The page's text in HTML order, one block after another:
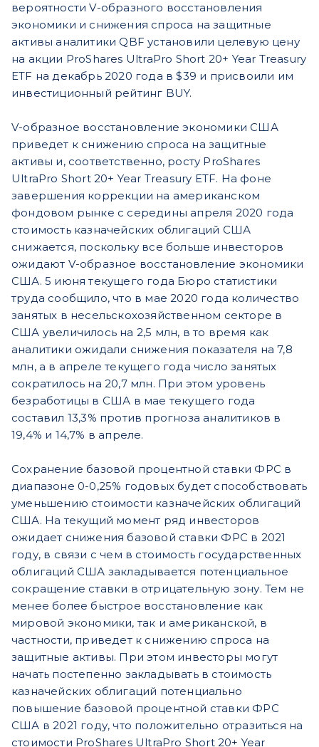
вероятности V-образного восстановления
экономики и снижения спроса на защитные
активы аналитики QBF установили целевую цену
на акции ProShares UltraPro Short 20+ Year Treasury
ETF на декабрь 2020 года в $39 и присвоили им
инвестиционный рейтинг BUY.
V-образное восстановление экономики США
приведет к снижению спроса на защитные
активы и, соответственно, росту ProShares
UltraPro Short 20+ Year Treasury ETF. На фоне
завершения коррекции на американском
фондовом рынке с середины апреля 2020 года
стоимость казначейских облигаций США
снижается, поскольку все больше инвесторов
ожидают V-образное восстановление экономики
США. 5 июня текущего года Бюро статистики
труда сообщило, что в мае 2020 года количество
занятых в несельскохозяйственном секторе в
США увеличилось на 2,5 млн, в то время как
аналитики ожидали снижения показателя на 7,8
млн, а в апреле текущего года число занятых
сократилось на 20,7 млн. При этом уровень
безработицы в США в мае текущего года
составил 13,3% против прогноза аналитиков в
19,4% и 14,7% в апреле.
Сохранение базовой процентной ставки ФРС в
диапазоне 0-0,25% годовых будет способствовать
уменьшению стоимости казначейских облигаций
США. На текущий момент ряд инвесторов
ожидает снижения базовой ставки ФРС в 2021
году, в связи с чем в стоимость государственных
облигаций США закладывается потенциальное
сокращение ставки в отрицательную зону. Тем не
менее более быстрое восстановление как
мировой экономики, так и американской, в
частности, приведет к снижению спроса на
защитные активы. При этом инвесторы могут
начать постепенно закладывать в стоимость
казначейских облигаций потенциально
повышение базовой процентной ставки ФРС
США в 2021 году, что положительно отразиться на
стоимости ProShares UltraPro Short 20+ Year